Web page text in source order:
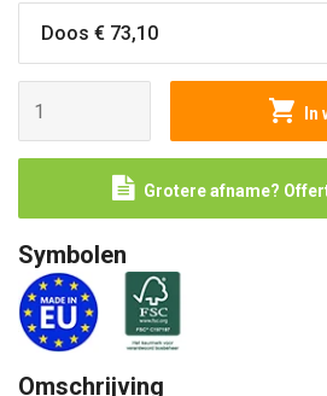
In
Grotere afname?
Symbolen
Omschrijving